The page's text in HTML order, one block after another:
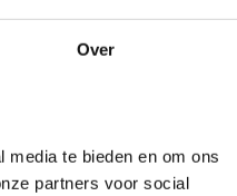
Over
te bieden en om ons
partners voor social